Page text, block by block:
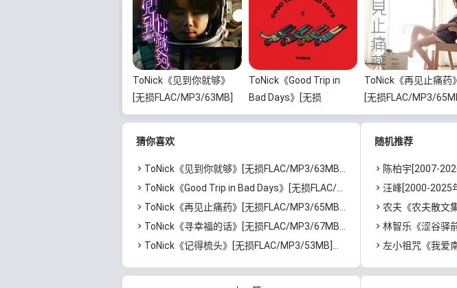
ToNick《见到你就够》
[无损FLAC/MP3/63MB]
百度云网盘下载
ToNick《Good Trip in
Bad Days》[无损
FLAC/MP3/1.26GB]百度
ToNick《再见止痛药》
[无损FLAC/MP3/
百度云网盘下载
猜你喜欢
ToNick《见到你就够》[无损FLAC/MP3/63MB]百度云网盘下载
ToNick《Good Trip in Bad Days》[无损FLAC/MP3/1.26GB]百度云网盘下载
ToNick《再见止痛药》[无损FLAC/MP3/65MB]百度云网盘下载
ToNick《寻幸福的话》[无损FLAC/MP3/67MB]百度云网盘下载
ToNick《记得梳头》[无损FLAC/MP3/53MB]百度云网盘下载
随机推荐
陈柏宇[2007-2026年]所有歌
汪峰[2000-2025年]所有专辑
农夫《农夫散文集》[
林智乐《涩谷驿前等》
左小祖咒《我爱南京》